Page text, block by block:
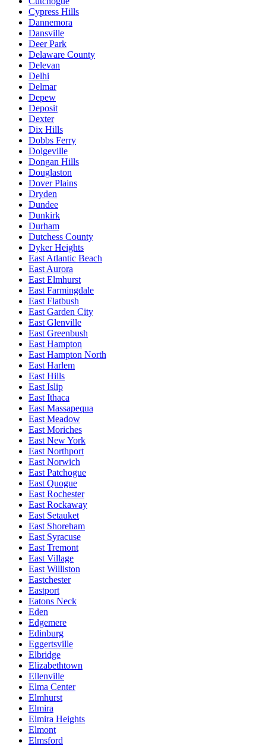
Cypress Hills
Dannemora
Dansville
Deer Park
Delaware County
Delevan
Delhi
Delmar
Depew
Deposit
Dexter
Dix Hills
Dobbs Ferry
Dolgeville
Dongan Hills
Douglaston
Dover Plains
Dryden
Dundee
Dunkirk
Durham
Dutchess County
Dyker Heights
East Atlantic Beach
East Aurora
East Elmhurst
East Farmingdale
East Flatbush
East Garden City
East Glenville
East Greenbush
East Hampton
East Hampton North
East Harlem
East Hills
East Islip
East Ithaca
East Massapequa
East Meadow
East Moriches
East New York
East Northport
East Norwich
East Patchogue
East Quogue
East Rochester
East Rockaway
East Setauket
East Shoreham
East Syracuse
East Tremont
East Village
East Williston
Eastchester
Eastport
Eatons Neck
Eden
Edgemere
Edinburg
Eggertsville
Elbridge
Elizabethtown
Ellenville
Elma Center
Elmhurst
Elmira
Elmira Heights
Elmont
Elmsford